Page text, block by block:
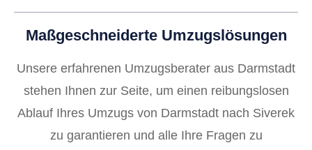
Maßgeschneiderte Umzugslösungen
Unsere erfahrenen Umzugsberater aus Darmstadt
stehen Ihnen zur Seite, um einen reibungslosen
Ablauf Ihres Umzugs von Darmstadt nach Siverek
zu garantieren und alle Ihre Fragen zu